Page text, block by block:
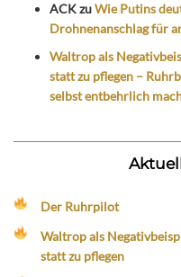
ACKzuWie Putins
Drohnenanschlag für
Waltrop als
statt zu pflegen –
selbst entbehrlich
Der Ruhrpilot
Waltrop als
statt zu pflegen